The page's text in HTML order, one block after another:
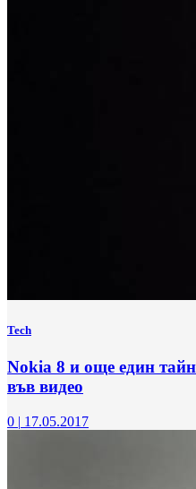
Tech
Nokia 8 и още един
във видео
0 | 17.05.2017